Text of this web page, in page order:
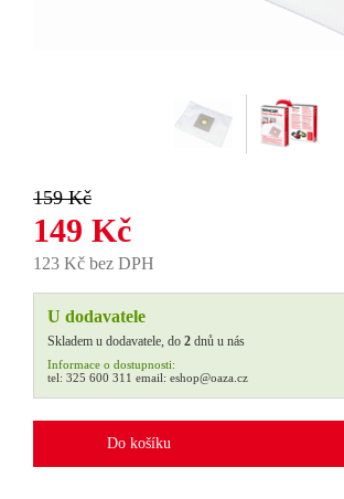
159 Kč
149 Kč
123 Kč bez DPH
U dodavatele
Skladem u dodavatele, do 2 dnů u nás
Informace o dostupnosti:
tel: 325 600 311 email: eshop@oaza.cz
Do košíku